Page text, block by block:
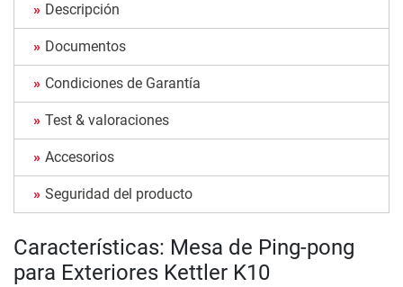
Descripción
Documentos
Condiciones de Garantía
Test & valoraciones
Accesorios
Seguridad del producto
Características: Mesa de Ping-pong
para Exteriores Kettler K10